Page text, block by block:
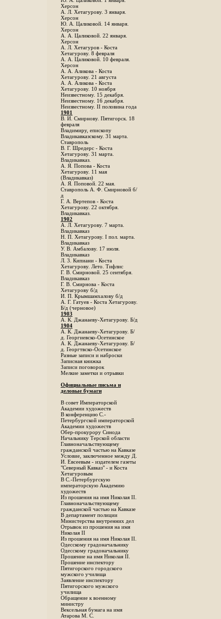
Херсон
А. Л. Хетагурову. 3 января.
Херсон
Ю. А. Цаликовой. 14 января.
Херсон
А. А. Цаликовой. 22 января.
Херсон
А. Л. Хетагуров - Коста
Хетагурову. 8 февраля
А. А. Цаликовой. 10 февраля.
Херсон
А. А. Аликова - Коста
Хетагурову. 21 августа
А. А. Аликова - Коста
Хетагурову. 10 ноября
Неизвестному. 15 декабря.
Неизвестному. 16 декабря.
Неизвестному. II половина года
1901
В. И. Смирнову. Пятигорск. 18
февраля
Владимиру, епископу
Владикавказскому. 31 марта.
Ставрополь
В. Г. Шредерс - Коста
Хетагурову. 31 марта.
Владикавказ.
А. Я. Попова - Коста
Хетагурову. 11 мая
(Владикавказ)
А. Я. Поповой. 22 мая.
Ставрополь А. Ф. Смирновой б/
д
Г. А. Вертепов - Коста
Хетагурову. 22 октября.
Владикавказ.
1902
А. Л. Хетагурову. 7 марта.
Владикавказ
Н. П. Хетагурову. I пол. марта.
Владикавказ
У. В. Амбалову. 17 июля.
Владикавказ
Л. 3. Кипиани - Коста
Хетагурову. Лето. Тифлис
Г. В. Смирновой. 25 сентября.
Владикавказ
Г. В. Смирнова - Коста
Хетагурову б/д
И. П. Крымшамхалову б/д
А. Г. Гатуев - Коста Хетагурову.
Б/д (черновое)
1903
А. К. Джанаеву-Хетагурову. Б/д
1904
А. К. Джанаеву-Хетагурову. Б/
д. Георгиевско-Осетинское
А. К. Джанаеву-Хетагурову. Б/
д. Георгтвско-Осетинское
Разные записи и наброски
Записная книжка
Записи поговорок
Мелкие заметки и отрывки
Официальные письма и
деловые бумаги
В совет Императорской
Академии художеств
В конференцию С.-
Петербургской императорской
Академии художеств
Обер-прокурору Синода
Начальнику Терской области
Главноначальствующему
гражданской частью на Кавказе
Условие, заключенное между Д.
И. Евсеевым - издателем газеты
"Северный Кавказ" - и Коста
Хетагуровым
В С.-Петербургскую
императорскую Академию
художеств
Из прошения на имя Николая II.
Главноначальствующему
гражданской частью на Кавказе
В департамент полиции
Министерства внутренних дел
Отрывок из прошения на имя
Николая II
Из прошения на имя Николая II.
Одесскому градоначальнику
Одесскому градоначальнику
Прошение на имя Николая II.
Прошение инспектору
Пятигорского городского
мужского училища
Заявление инспектору
Пятигорского мужского
училища
Обращение к военному
министру
Вексельная бумага на имя
Атарова М. С.